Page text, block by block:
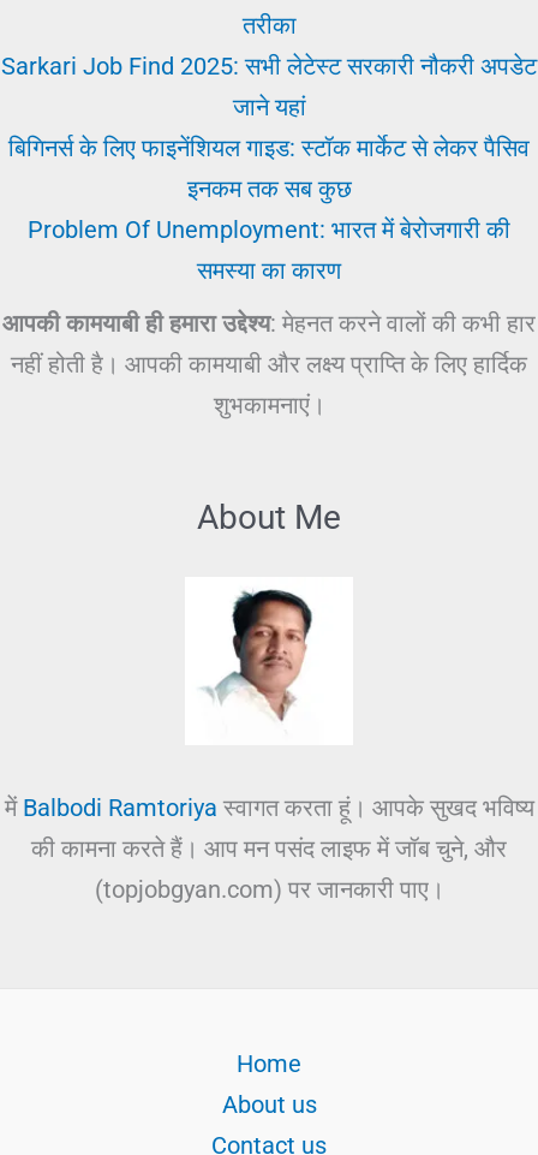
तरीका
Sarkari Job Find 2025: सभी लेटेस्ट सरकारी नौकरी अपडेट
जाने यहां
बिगिनर्स के लिए फाइनेंशियल गाइड: स्टॉक मार्केट से लेकर पैसिव
इनकम तक सब कुछ
Problem Of Unemployment: भारत में बेरोजगारी की
समस्या का कारण
आपकी कामयाबी ही हमारा उद्देश्य: मेहनत करने वालों की कभी हार
नहीं होती है। आपकी कामयाबी और लक्ष्य प्राप्ति के लिए हार्दिक
शुभकामनाएं।
About Me
में Balbodi Ramtoriya स्वागत करता हूं। आपके सुखद भविष्य
की कामना करते हैं। आप मन पसंद लाइफ में जॉब चुने, और
(topjobgyan.com) पर जानकारी पाए।
Home
About us
Contact us